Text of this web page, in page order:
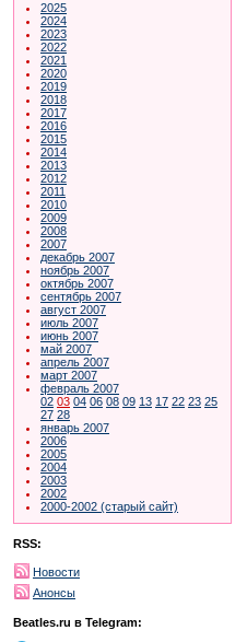
2025
2024
2023
2022
2021
2020
2019
2018
2017
2016
2015
2014
2013
2012
2011
2010
2009
2008
2007
декабрь 2007
ноябрь 2007
октябрь 2007
сентябрь 2007
август 2007
июль 2007
июнь 2007
май 2007
апрель 2007
март 2007
февраль 2007
02 03 04 06 08 09 13 17 22 23 25
27 28
январь 2007
2006
2005
2004
2003
2002
2000-2002 (старый сайт)
RSS:
Новости
Анонсы
Beatles.ru в Telegram: